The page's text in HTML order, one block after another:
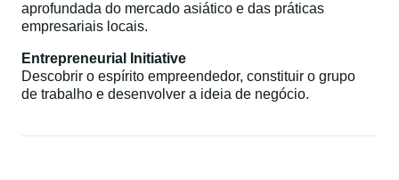
aprofundada do mercado asiático e das práticas
empresariais locais.​
Entrepreneurial Initiative
Descobrir o espírito empreendedor, constituir o grupo
de trabalho e desenvolver a ideia de negócio.